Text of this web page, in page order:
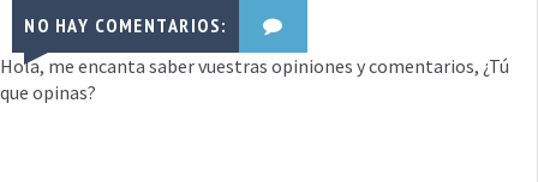
NO HAY COMENTARIOS:
Hola, me encanta saber vuestras opiniones y comentarios, ¿Tú
que opinas?